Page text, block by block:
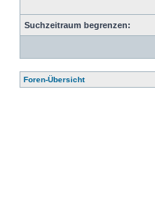
Suchzeitraum begrenzen:
Foren-Übersicht